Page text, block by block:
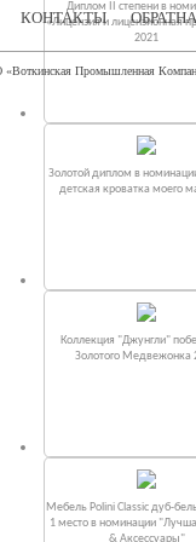
Диплом II степени в
«Лицензия и лицензионная
2021
Золотой диплом в
детская кроватка моего
Коллекция "Джунгли"
Золотого Медвежонка
Мебель Polini Classic дуб-
1 место в номинации
& Аксессуары"
КОНТАКТЫ
Промышленная